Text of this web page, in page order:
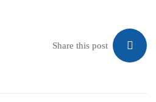
Share this post